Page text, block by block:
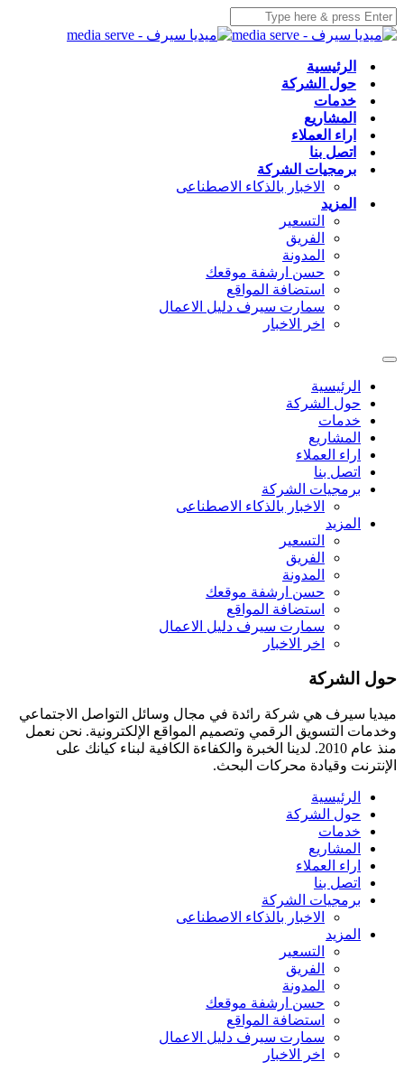
الرئيسية
حول الشركة
خدمات
المشاريع
اراء العملاء
اتصل بنا
برمجيات الشركة
الاخبار بالذكاء الاصطناعى
المزيد
التسعير
الفريق
المدونة
حسن ارشفة موقعك
استضافة المواقع
سمارت سيرف دليل الاعمال
اخر الاخبار
الرئيسية
حول الشركة
خدمات
المشاريع
اراء العملاء
اتصل بنا
برمجيات الشركة
الاخبار بالذكاء الاصطناعى
المزيد
التسعير
الفريق
المدونة
حسن ارشفة موقعك
استضافة المواقع
سمارت سيرف دليل الاعمال
اخر الاخبار
حول الشركة
ميديا ​​سيرف هي شركة رائدة في مجال وسائل التواصل الاجتماعي
وخدمات التسويق الرقمي وتصميم المواقع الإلكترونية. نحن نعمل
منذ عام 2010. لدينا الخبرة والكفاءة الكافية لبناء كيانك على
الإنترنت وقيادة محركات البحث.
الرئيسية
حول الشركة
خدمات
المشاريع
اراء العملاء
اتصل بنا
برمجيات الشركة
الاخبار بالذكاء الاصطناعى
المزيد
التسعير
الفريق
المدونة
حسن ارشفة موقعك
استضافة المواقع
سمارت سيرف دليل الاعمال
اخر الاخبار